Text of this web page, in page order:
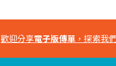
歡迎分享電子版傳單 ，探索我